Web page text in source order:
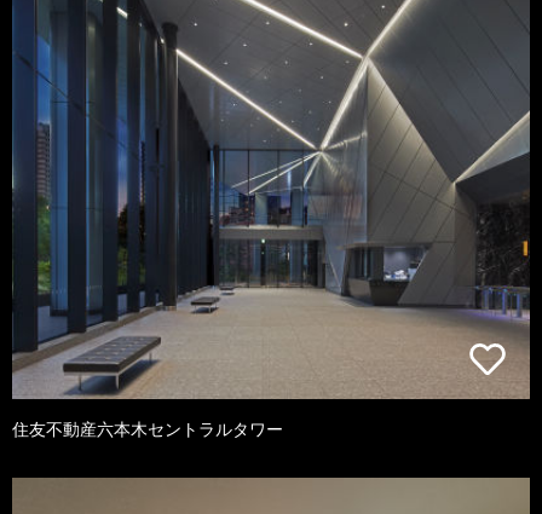
住友不動産六本木セントラルタワー